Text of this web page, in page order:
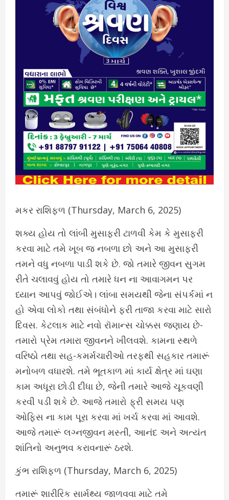
મકર રાશિફળ (Thursday, March 6, 2025)
શક્ય હોય તો લાંબી મુસાફરી ટાળવી કેમ કે મુસાફરી
કરવા માટે તમે ખૂબ જ નબળા છો અને આ મુસાફરી
તમને વધુ નબળા પાડી શકે છે. જો તમારે જીવન સુગમ
રીતે ચલાવવું હોય તો તમારે ધન ના આવાગમન પર
ધ્યાન આપવું જોઈએ। લાંબા સમયથી જેના સંપર્કમાં ન
હો એવા લોકો તથા સંબંધોને ફરી તાજા કરવા માટે સારો
દિવસ. કેટલાક માટે નવો રૉમાન્સ ચોક્કસ જણાય છે-
તમારો પ્રેમ તમારા જીવનને ખીલવશે. કામના સ્થળે
વરિષ્ઠો તથા સહ-કમર્મચારીઓ તરફથી સહકાર તમારૂં
મનોબળ વધારશે. તમે ભૂતકાળ માં કાર્ય ક્ષેત્ર માં ઘણા
કામ અધૂરા છોડી દીધા છે, જેની તમારે આજે ચૂકવણી
કરવી પડી શકે છે. આજે તમારો ફ્રી સમય પણ
ઓફિસ ના કામ પૂરા કરવા માં ખર્ચ કરવા માં આવશે.
આજે તમારૂં લગ્નજીવન મસ્તી, આનંદ અને અત્યંત
શાંતિનો અનુભવ કરાવનારૂં ઠરશે.
કુંભ રાશિફળ (Thursday, March 6, 2025)
તમારૂં શારીરિક સાર્મથ્ય જાળવવા માટે તમે